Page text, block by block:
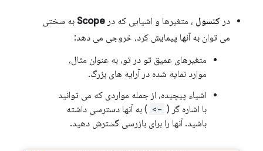
در کنسول ، متغیرها و اشیایی که در Scope به سختی
می توان به آنها پیمایش کرد، خروجی می دهد:
متغیرهای عمیق تو در تو، به عنوان مثال،
موارد نمایه شده در آرایه های بزرگ.
اشیاء پیچیده، از جمله مواردی که می توانید
با اشاره گر ( -> ) به آنها دسترسی داشته
باشید. آنها را برای بازرسی گسترش دهید.